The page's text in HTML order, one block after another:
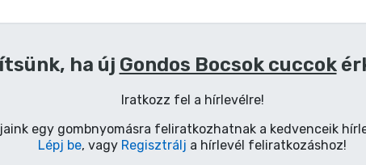
ha új Gondos Bocsok cuccok
Iratkozz fel a hírlevélre!
egy gombnyomásra feliratkozhatnak a kedvenceik
Lépj be, vagy Regisztrálj a hírlevél feliratkozáshoz!